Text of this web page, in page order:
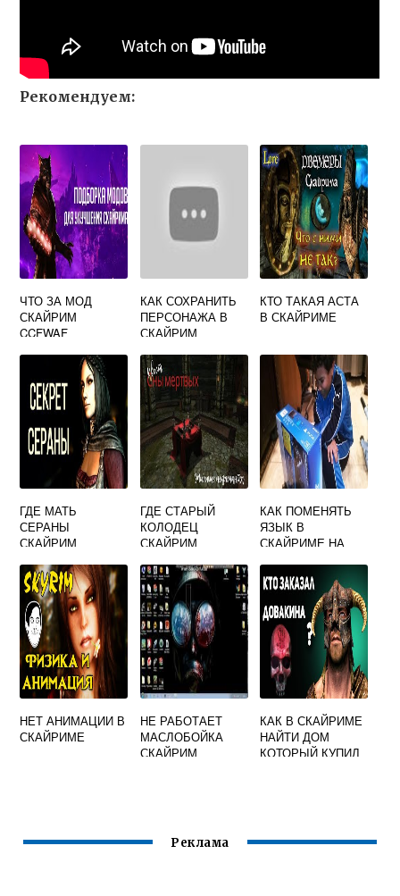
Рекомендуем:
ЧТО ЗА МОД
СКАЙРИМ
CCFWAF
КАК СОХРАНИТЬ
ПЕРСОНАЖА В
СКАЙРИМ
КТО ТАКАЯ АСТА
В СКАЙРИМЕ
ГДЕ МАТЬ
СЕРАНЫ
СКАЙРИМ
ГДЕ СТАРЫЙ
КОЛОДЕЦ
СКАЙРИМ
КАК ПОМЕНЯТЬ
ЯЗЫК В
СКАЙРИМЕ НА
НЕТ АНИМАЦИИ В
СКАЙРИМЕ
НЕ РАБОТАЕТ
МАСЛОБОЙКА
СКАЙРИМ
КАК В СКАЙРИМЕ
НАЙТИ ДОМ
КОТОРЫЙ КУПИЛ
Реклама